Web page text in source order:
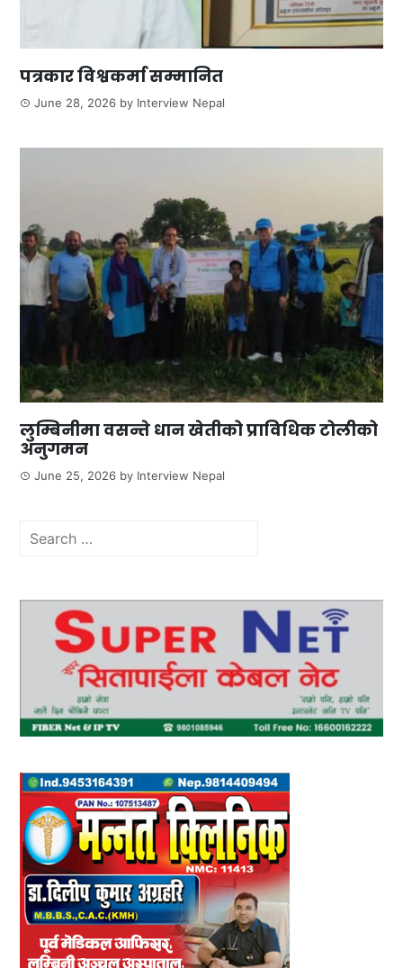
पत्रकार विश्वकर्मा सम्मानित
June 28, 2026 by Interview Nepal
लुम्बिनीमा वसन्ते धान खेतीको प्राविधिक टोलीको
अनुगमन
June 25, 2026 by Interview Nepal
Search